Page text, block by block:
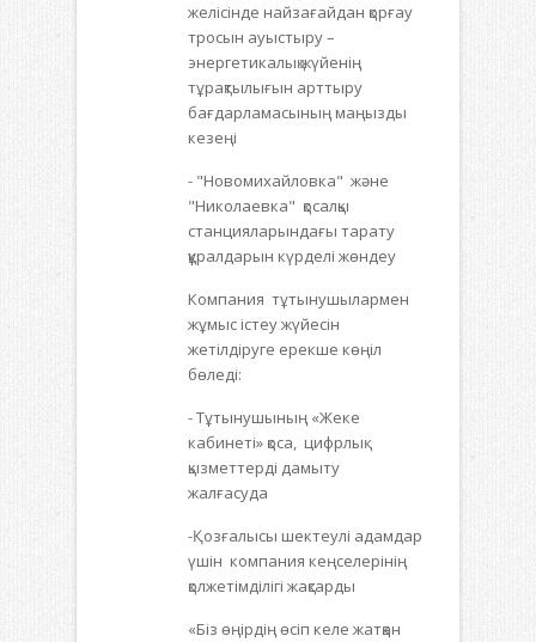
желісінде найзағайдан қорғау
тросын ауыстыру –
энергетикалық жүйенің
тұрақтылығын арттыру
бағдарламасының маңызды
кезеңі
- "Новомихайловка" және
"Николаевка" қосалқы
станцияларындағы тарату
құралдарын күрделі жөндеу
Компания тұтынушылармен
жұмыс істеу жүйесін
жетілдіруге ерекше көңіл
бөледі:
- Тұтынушының «Жеке
кабинеті» қоса, цифрлық
қызметтерді дамыту
жалғасуда
-Қозғалысы шектеулі адамдар
үшін компания кеңселерінің
қолжетімділігі жақсарды
«Біз өңірдің өсіп келе жатқан